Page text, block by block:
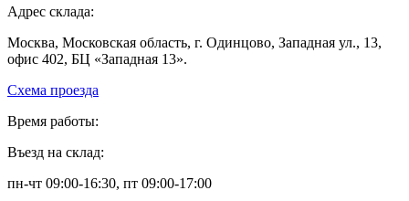
Адрес склада:
Москва, Московская область, г. Одинцово, Западная ул., 13,
офис 402, БЦ «Западная 13».
Схема проезда
Время работы:
Въезд на склад:
пн-чт 09:00-16:30, пт 09:00-17:00